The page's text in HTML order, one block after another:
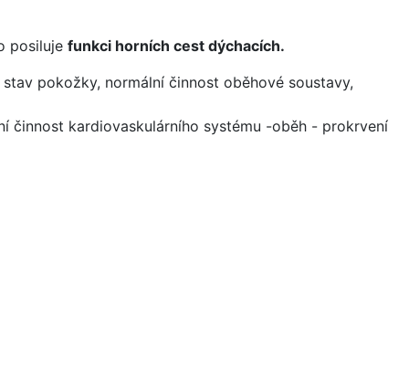
posiluje funkci horních cest dýchacích.
pokožky, normální činnost oběhové soustavy,
činnost kardiovaskulárního systému -oběh - prokrvení